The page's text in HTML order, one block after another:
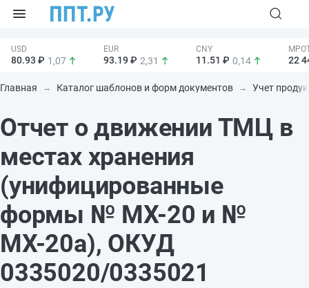
80.93 ₽ 1,07 93.19 ₽ 2,31 11.51 ₽ 0,14 22
Главная Каталог шаблонов и форм документов Учет
Отчет о движении ТМЦ в
местах хранения
(унифицированные
формы № МХ-20 и №
МХ-20а), ОКУД
0335020/0335021